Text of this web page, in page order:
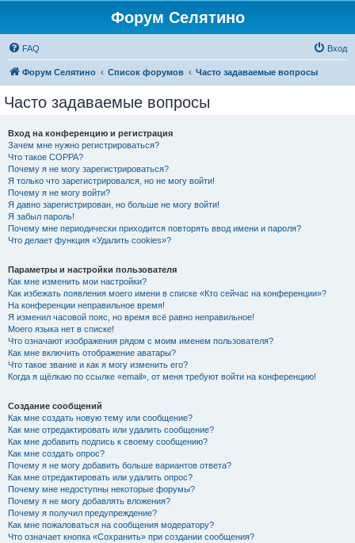
Форум Селятино
FAQ Вход
Форум Селятино Список форумов Часто задаваемые вопросы
Часто задаваемые вопросы
Вход на конференцию и регистрация
Зачем мне нужно регистрироваться?
Что такое COPPA?
Почему я не могу зарегистрироваться?
Я только что зарегистрировался, но не могу войти!
Почему я не могу войти?
Я давно зарегистрирован, но больше не могу войти!
Я забыл пароль!
Почему мне периодически приходится повторять ввод имени и пароля?
Что делает функция «Удалить cookies»?
Параметры и настройки пользователя
Как мне изменить мои настройки?
Как избежать появления моего имени в списке «Кто сейчас на конференции»?
На конференции неправильное время!
Я изменил часовой пояс, но время всё равно неправильное!
Моего языка нет в списке!
Что означают изображения рядом с моим именем пользователя?
Как мне включить отображение аватары?
Что такое звание и как я могу изменить его?
Когда я щёлкаю по ссылке «email», от меня требуют войти на конференцию!
Создание сообщений
Как мне создать новую тему или сообщение?
Как мне отредактировать или удалить сообщение?
Как мне добавить подпись к своему сообщению?
Как мне создать опрос?
Почему я не могу добавить больше вариантов ответа?
Как мне отредактировать или удалить опрос?
Почему мне недоступны некоторые форумы?
Почему я не могу добавлять вложения?
Почему я получил предупреждение?
Как мне пожаловаться на сообщения модератору?
Что означает кнопка «Сохранить» при создании сообщения?